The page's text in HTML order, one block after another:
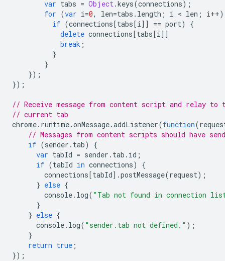
var tabs = Object.keys(connections);
for (var i=0, len=tabs . length ; i < len ; i++)
if (connections [tabs [i]] == port)
{
delete connections [tabs [i]]
break ;
}
}
});
});
// Receive message from content script and relay to
// current tab
chrome. runtime.onMessage.addListener(function(
// Messages from content scripts should have
if (sender . tab)
{
var tabId = sender . tab . id ;
if (tabId in connections)
{
connections [tabId].postMessage(request);
} else {
console. log( "Tab not found in connection
}
} else {
console. log( "sender.tab not defined." );
}
return true ;
});